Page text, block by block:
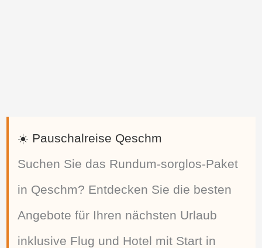
☀️ Pauschalreise Qeschm
Suchen Sie das Rundum-sorglos-Paket
in Qeschm? Entdecken Sie die besten
Angebote für Ihren nächsten Urlaub
inklusive Flug und Hotel mit Start in